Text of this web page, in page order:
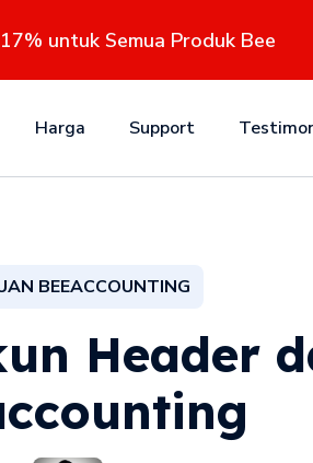
untuk Semua Produk Bee
Harga Support
BEEACCOUNTING
Header